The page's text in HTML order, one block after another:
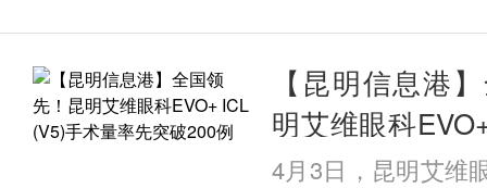
破这一数量的眼科
沿技术，为何能在
城昆明实现规模化
访发现，答案藏在
院二十六年的深耕
【昆明信息港
明艾维眼科
量率先突破200例
4月3日，昆明艾维